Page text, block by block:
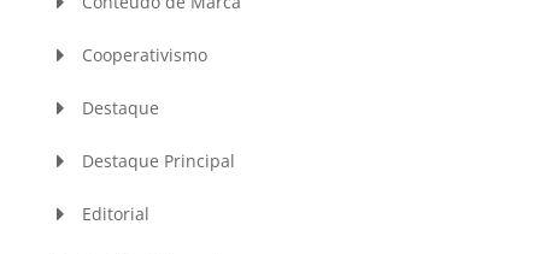
Cooperativismo
Destaque
Destaque Principal
Editorial